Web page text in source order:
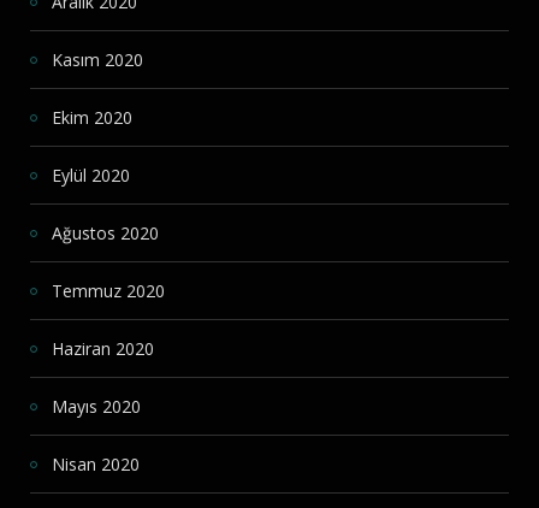
Kasım 2020
Ekim 2020
Eylül 2020
Ağustos 2020
Temmuz 2020
Haziran 2020
Mayıs 2020
Nisan 2020